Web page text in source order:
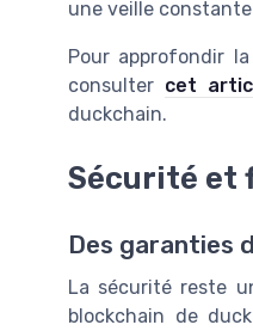
une veille
Pour approfondir
consulter cet
duckchain.
Sécurité et
Des garanties
La sécurité reste
blockchain de